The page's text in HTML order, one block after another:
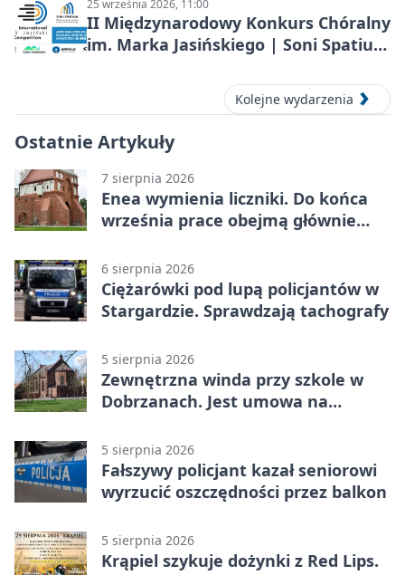
25 września 2026, 11:00
II Międzynarodowy Konkurs Chóralny
im. Marka Jasińskiego | Soni Spatium
Kolejne wydarzenia
Ostatnie Artykuły
7 sierpnia 2026
Enea wymienia liczniki. Do końca
września prace obejmą głównie
6 sierpnia 2026
Ciężarówki pod lupą policjantów w
Stargardzie. Sprawdzają tachografy
5 sierpnia 2026
Zewnętrzna winda przy szkole w
Dobrzanach. Jest umowa na
5 sierpnia 2026
Fałszywy policjant kazał seniorowi
wyrzucić oszczędności przez balkon
5 sierpnia 2026
Krąpiel szykuje dożynki z Red Lips.